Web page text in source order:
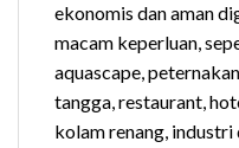
ekonomis dan aman
macam keperluan,
aquascape,
tangga, restaurant,
kolam renang,